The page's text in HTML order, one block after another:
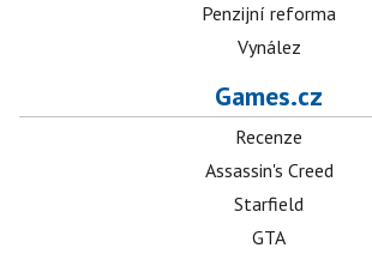
Penzijní reforma
Vynález
Games.cz
Recenze
Assassin's Creed
Starfield
GTA